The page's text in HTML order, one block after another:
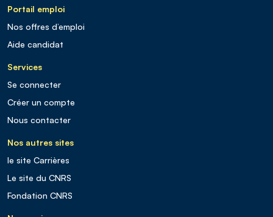
Portail emploi
Nos offres d’emploi
Aide candidat
Services
Se connecter
Créer un compte
Nous contacter
Nos autres sites
le site Carrières
Le site du CNRS
Fondation CNRS